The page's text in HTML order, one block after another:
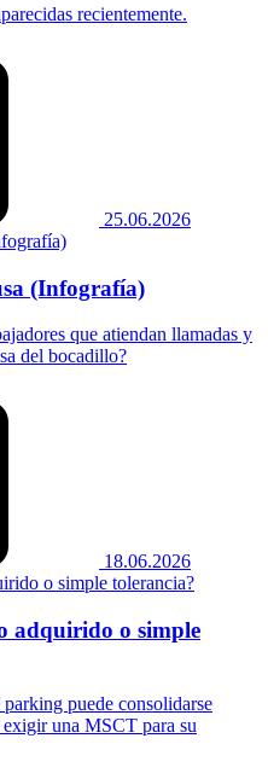
recientemente.
25.06.2026
(Infografía)
que atiendan llamadas y
del bocadillo?
18.06.2026
adquirido o simple
puede consolidarse
una MSCT para su